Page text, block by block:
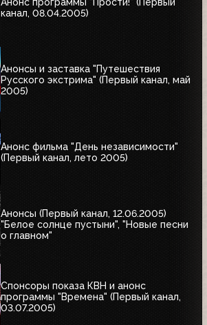
канал, 08.04.2005)
Анонсы и заставка "Путешествия
Русского экстрима" (Первый канал, май
2005)
Анонс фильма "День независимости"
(Первый канал, лето 2005)
Анонсы (Первый канал, 12.06.2005)
"Белое солнце пустыни", "Новые песни
о главном"
Спонсоры показа КВН и анонс
программы "Времена" (Первый канал,
03.07.2005)